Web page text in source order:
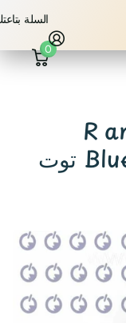
السلة
0
R
Blueberry Ice disposable توت